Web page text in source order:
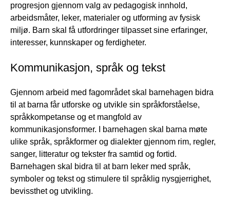
progresjon gjennom valg av pedagogisk innhold,
arbeidsmåter, leker, materialer og utforming av fysisk
miljø. Barn skal få utfordringer tilpasset sine erfaringer,
interesser, kunnskaper og ferdigheter.
Kommunikasjon, språk og tekst
Gjennom arbeid med fagområdet skal barnehagen bidra
til at barna får utforske og utvikle sin språkforståelse,
språkkompetanse og et mangfold av
kommunikasjonsformer. I barnehagen skal barna møte
ulike språk, språkformer og dialekter gjennom rim, regler,
sanger, litteratur og tekster fra samtid og fortid.
Barnehagen skal bidra til at barn leker med språk,
symboler og tekst og stimulere til språklig nysgjerrighet,
bevissthet og utvikling.